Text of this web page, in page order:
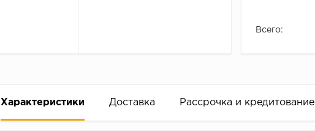
Всего:
Характеристики Доставка Рассрочка и кредитование